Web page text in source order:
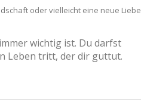
oder vielleicht eine neue Liebe
wichtig ist. Du darfst
Leben tritt, der dir guttut.